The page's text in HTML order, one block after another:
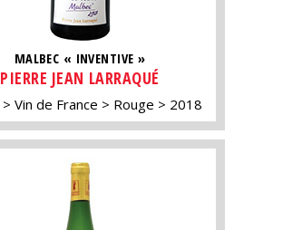
MALBEC « INVENTIVE »
PIERRE JEAN LARRAQUÉ
Vin de France Rouge 2018